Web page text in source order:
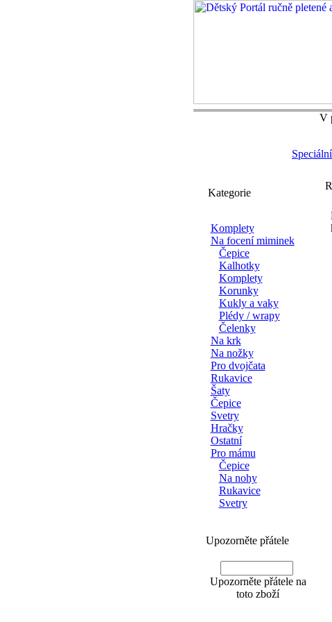
V
Kategorie
Komplety
Na focení miminek
Čepice
Kalhotky
Komplety
Korunky
Kukly a vaky
Plédy / wrapy
Čelenky
Na krk
Na nožky
Pro dvojčata
Rukavice
Šaty
Čepice
Svetry
Hračky
Ostatní
Pro mámu
Čepice
Na nohy
Rukavice
Svetry
Upozorněte přátele
Upozorněte přátele na
toto zboží